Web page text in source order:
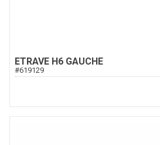
ETRAVE H6 GAUCHE
#619129